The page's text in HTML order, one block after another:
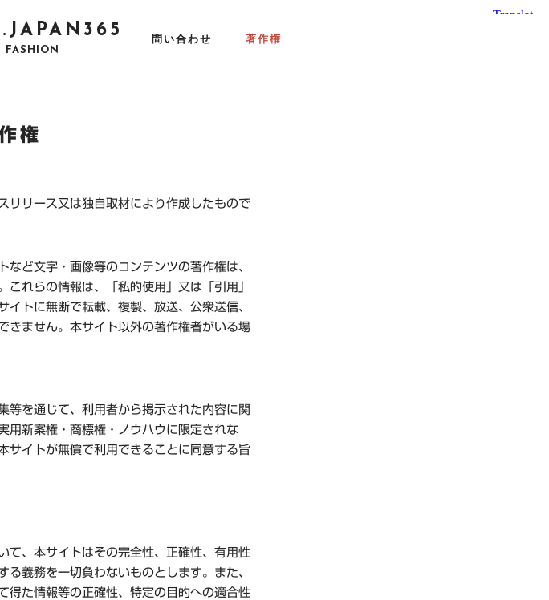
FASHION
問い合わせ 著作権
権
リリース又は独自取材により作成したもので
ど文字・画像等のコンテンツの著作権は、
れらの情報は、「私的使用」又は「引用」
トに無断で転載、複製、放送、公衆送信、
きません。本サイト以外の著作権者がいる場
等を通じて、利用者から掲示された内容に関
用新案権・商標権・ノウハウに限定されな
サイトが無償で利用できることに同意する旨
て、本サイトはその完全性、正確性、有用性
義務を一切負わないものとします。また、
得た情報等の正確性、特定の目的への適合性